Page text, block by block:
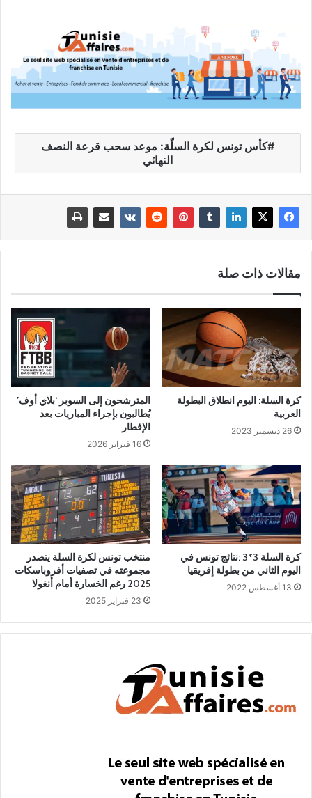
كأس تونس لكرة السلّة: موعد سحب قرعة النصف
النهائي
مقالات ذات صلة
كرة السلة: اليوم انطلاق البطولة
العربية
26 ديسمبر 2023
المترشحون إلى السوبر ‘بلاي أوف’
يُطالبون بإجراء المباريات بعد
الإفطار
16 فبراير 2026
كرة السلة 3*3 :نتائج تونس في
اليوم الثاني من بطولة إفريقيا
13 أغسطس 2022
منتخب تونس لكرة السلة يتصدر
مجموعته في تصفيات أفروباسكات
2025 رغم الخسارة أمام أنغولا
23 فبراير 2025